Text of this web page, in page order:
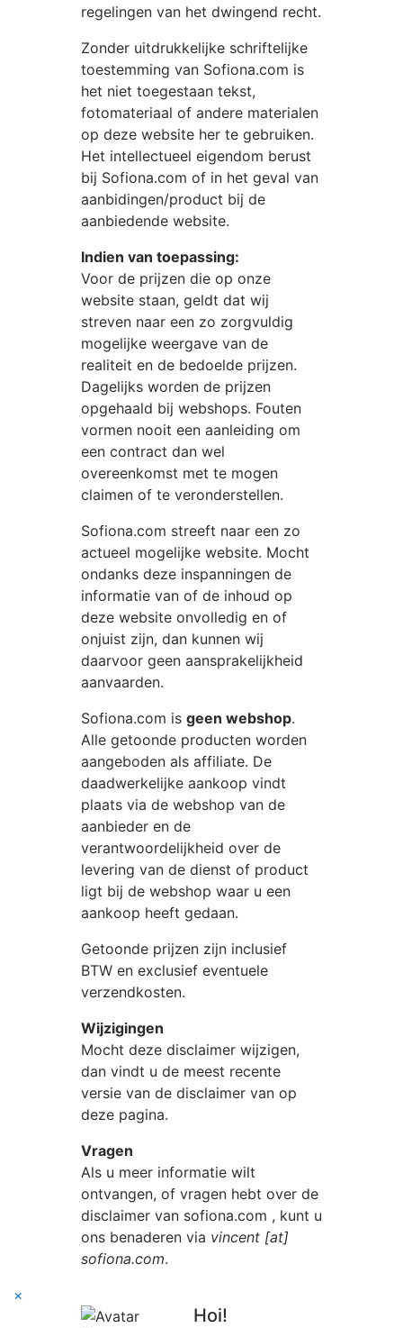
regelingen van het dwingend recht.
Zonder uitdrukkelijke schriftelijke
toestemming van Sofiona.com is
het niet toegestaan tekst,
fotomateriaal of andere materialen
op deze website her te gebruiken.
Het intellectueel eigendom berust
bij Sofiona.com of in het geval van
aanbidingen/product bij de
aanbiedende website.
Indien van toepassing:
Voor de prijzen die op onze
website staan, geldt dat wij
streven naar een zo zorgvuldig
mogelijke weergave van de
realiteit en de bedoelde prijzen.
Dagelijks worden de prijzen
opgehaald bij webshops. Fouten
vormen nooit een aanleiding om
een contract dan wel
overeenkomst met te mogen
claimen of te veronderstellen.
Sofiona.com streeft naar een zo
actueel mogelijke website. Mocht
ondanks deze inspanningen de
informatie van of de inhoud op
deze website onvolledig en of
onjuist zijn, dan kunnen wij
daarvoor geen aansprakelijkheid
aanvaarden.
Sofiona.com is geen webshop.
Alle getoonde producten worden
aangeboden als affiliate. De
daadwerkelijke aankoop vindt
plaats via de webshop van de
aanbieder en de
verantwoordelijkheid over de
levering van de dienst of product
ligt bij de webshop waar u een
aankoop heeft gedaan.
Getoonde prijzen zijn inclusief
BTW en exclusief eventuele
verzendkosten.
Wijzigingen
Mocht deze disclaimer wijzigen,
dan vindt u de meest recente
versie van de disclaimer van op
deze pagina.
Vragen
Als u meer informatie wilt
ontvangen, of vragen hebt over de
disclaimer van sofiona.com , kunt u
ons benaderen via vincent [at]
sofiona.com.
×
Hoi!